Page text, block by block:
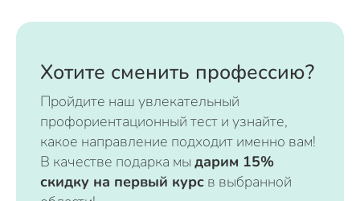
Хотите сменить профессию?
Пройдите наш увлекательный
профориентационный тест и узнайте,
какое направление подходит именно вам!
В качестве подарка мы дарим 15%
скидку на первый курс в выбранной